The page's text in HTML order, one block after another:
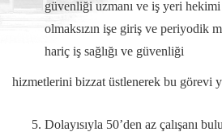
güvenliği uzmanı ve iş yeri hekimi
olmaksızın işe giriş ve periyodik
hariç iş sağlığı ve güvenliği
hizmetlerini bizzat üstlenerek bu görevi
Dolayısıyla 50’den az çalışanı